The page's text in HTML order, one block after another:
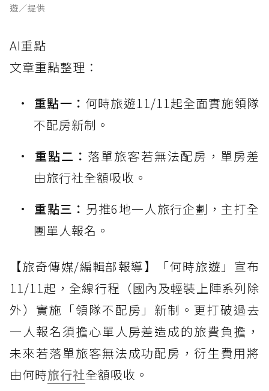
遊／提供
AI重點
文章重點整理：
重點一： 何時旅遊11/11起全面實施領隊
不配房新制。
重點二： 落單旅客若無法配房，單房差
由旅行社全額吸收。
重點三： 另推6地一人旅行企劃，主打全
團單人報名。
【旅奇傳媒/編輯部報導】「何時旅遊」宣布
11/11起，全線行程（國內及輕裝上陣系列除
外）實施「領隊不配房」新制。更打破過去
一人報名須擔心單人房差造成的旅費負擔，
未來若落單旅客無法成功配房，衍生費用將
由何時旅行社全額吸收。